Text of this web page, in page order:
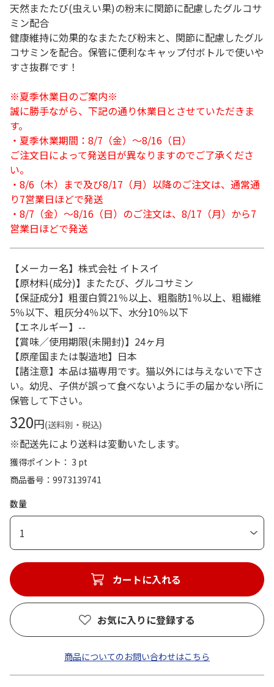
天然またたび(虫えい果)の粉末に関節に配慮したグルコサ
ミン配合
健康維持に効果的なまたたび粉末と、関節に配慮したグル
コサミンを配合。保管に便利なキャップ付ボトルで使いや
すさ抜群です！
※夏季休業日のご案内※
誠に勝手ながら、下記の通り休業日とさせていただきま
す。
・夏季休業期間：8/7（金）～8/16（日）
ご注文日によって発送日が異なりますのでご了承くださ
い。
・8/6（木）まで及び8/17（月）以降のご注文は、通常通
り7営業日ほどで発送
・8/7（金）～8/16（日）のご注文は、8/17（月）から7
営業日ほどで発送
【メーカー名】株式会社 イトスイ
【原材料(成分)】またたび、グルコサミン
【保証成分】粗蛋白質21％以上、粗脂肪1％以上、粗繊維
5％以下、粗灰分4％以下、水分10％以下
【エネルギー】--
【賞味／使用期限(未開封)】24ヶ月
【原産国または製造地】日本
【諸注意】本品は猫専用です。猫以外には与えないで下さ
い。幼児、子供が誤って食べないように手の届かない所に
保管して下さい。
320円(送料別・税込)
※配送先により送料は変動いたします。
獲得ポイント： 3 pt
商品番号
9973139741
数量
1
カートに入れる
お気に入りに登録する
商品についてのお問い合わせはこちら